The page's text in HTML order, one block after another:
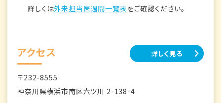
詳しくは外来担当医週間一覧表をご確認ください。
アクセス 詳しく見る
〒232-8555
神奈川県横浜市南区六ツ川 2-138-4